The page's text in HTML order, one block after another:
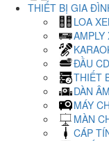
THIẾT BỊ GIA
LOA
AMPLY
ĐẦU
THIẾT
DÀN
MÁY
MÀN
CÁP